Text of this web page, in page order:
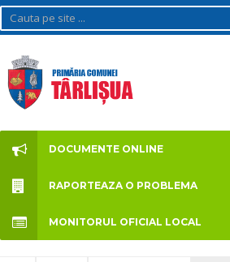
DOCUMENTE ONLINE
RAPORTEAZA O PROBLEMA
MONITORUL OFICIAL LOCAL